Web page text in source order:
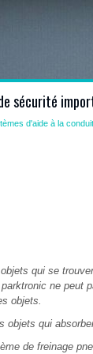
sécurité
d'aide à la
qui se
ne peut
objets.
objets qui
de freinage